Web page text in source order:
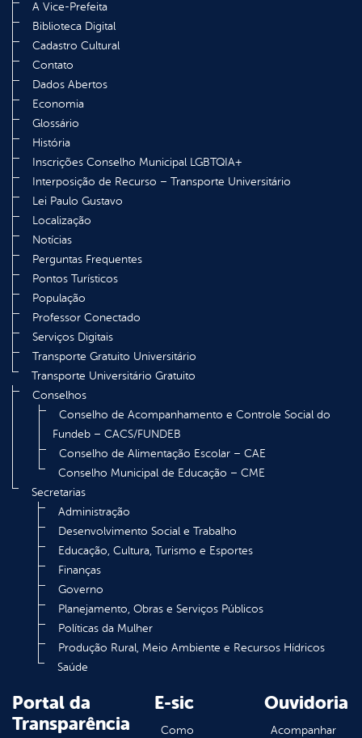
A Vice-Prefeita
Biblioteca Digital
Cadastro Cultural
Contato
Dados Abertos
Economia
Glossário
História
Inscrições Conselho Municipal LGBTQIA+
Interposição de Recurso – Transporte Universitário
Lei Paulo Gustavo
Localização
Notícias
Perguntas Frequentes
Pontos Turísticos
População
Professor Conectado
Serviços Digitais
Transporte Gratuito Universitário
Transporte Universitário Gratuito
Conselhos
Conselho de Acompanhamento e Controle Social do
Fundeb – CACS/FUNDEB
Conselho de Alimentação Escolar – CAE
Conselho Municipal de Educação – CME
Secretarias
Administração
Desenvolvimento Social e Trabalho
Educação, Cultura, Turismo e Esportes
Finanças
Governo
Planejamento, Obras e Serviços Públicos
Políticas da Mulher
Produção Rural, Meio Ambiente e Recursos Hídricos
Saúde
Portal da
Transparência
E-sic
Como
Ouvidoria
Acompanhar